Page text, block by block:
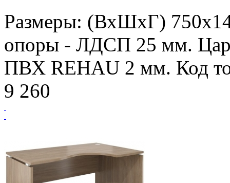
Размеры: (ВхШхГ)
опоры - ЛДСП 25 мм.
ПВХ REHAU 2 мм. Код
9 260